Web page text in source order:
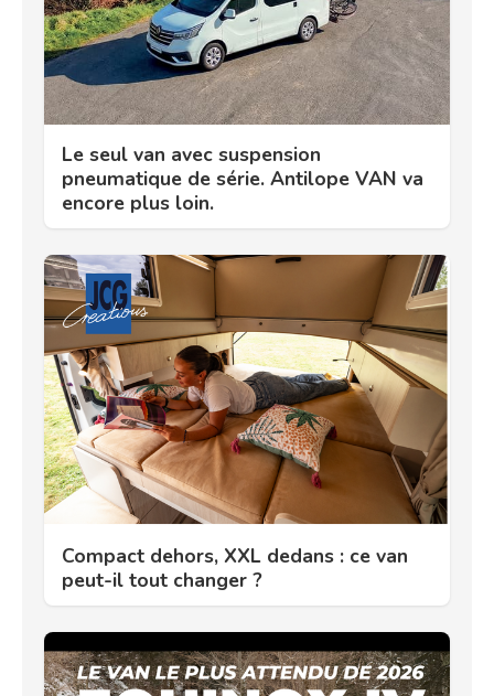
Le seul van avec suspension
pneumatique de série. Antilope VAN va
encore plus loin.
Compact dehors, XXL dedans : ce van
peut-il tout changer ?